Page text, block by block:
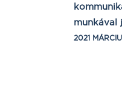
munkával
2021